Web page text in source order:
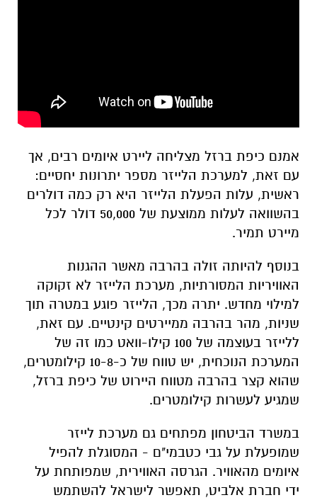
אמנם כיפת ברזל מצליחה ליירט איומים רבים, אך
עם זאת, למערכת הלייזר מספר יתרונות יחסיים:
ראשית, עלות הפעלת הלייזר היא רק כמה דולרים
בהשוואה לעלות ממוצעת של 50,000 דולר לכל
מיירט תמיר.
בנוסף להיותה זולה בהרבה מאשר ההגנות
האוויריות המסורתיות, מערכת הלייזר לא זקוקה
למילוי מחדש. יתרה מכך, הלייזר פוגע במטרה תוך
שניות, מהר בהרבה ממיירטים קינטיים. עם זאת,
ללייזר בעוצמה של 100 קילו-וואט כמו זה של
המערכת הנוכחית, יש טווח של כ-10-8 קילומטרים,
שהוא קצר בהרבה מטווח היירוט של כיפת ברזל,
שמגיע לעשרות קילומטרים.
במשרד הביטחון מפתחים גם מערכת לייזר
שמופעלת על גבי כטבמי"ם - המסוגלת להפיל
איומים מהאוויר. הגרסה האווירית, שמפותחת על
ידי חברת אלביט, תאפשר לישראל להשתמש